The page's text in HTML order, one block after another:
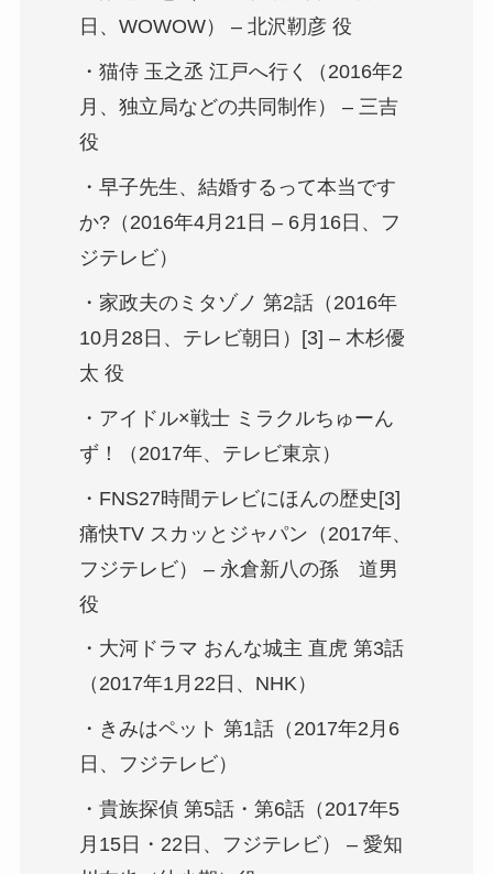
日、WOWOW） – 北沢靭彦 役
・猫侍 玉之丞 江戸へ行く（2016年2
月、独立局などの共同制作） – 三吉
役
・早子先生、結婚するって本当です
か?（2016年4月21日 – 6月16日、フ
ジテレビ）
・家政夫のミタゾノ 第2話（2016年
10月28日、テレビ朝日）[3] – 木杉優
太 役
・アイドル×戦士 ミラクルちゅーん
ず！（2017年、テレビ東京）
・FNS27時間テレビにほんの歴史[3]
痛快TV スカッとジャパン（2017年、
フジテレビ） – 永倉新八の孫 道男
役
・大河ドラマ おんな城主 直虎 第3話
（2017年1月22日、NHK）
・きみはペット 第1話（2017年2月6
日、フジテレビ）
・貴族探偵 第5話・第6話（2017年5
月15日・22日、フジテレビ） – 愛知